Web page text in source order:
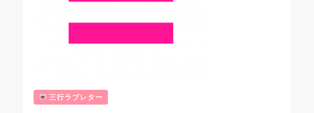
三行ラブレター